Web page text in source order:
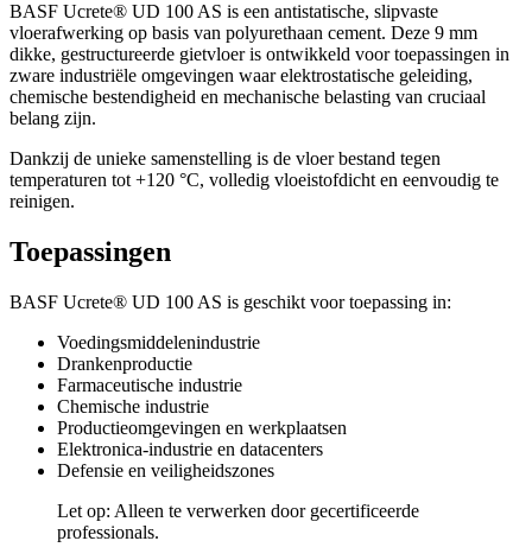
BASF Ucrete® UD 100 AS is een antistatische, slipvaste
vloerafwerking op basis van polyurethaan cement. Deze 9 mm
dikke, gestructureerde gietvloer is ontwikkeld voor toepassingen in
zware industriële omgevingen waar elektrostatische geleiding,
chemische bestendigheid en mechanische belasting van cruciaal
belang zijn.
Dankzij de unieke samenstelling is de vloer bestand tegen
temperaturen tot +120 °C, volledig vloeistofdicht en eenvoudig te
reinigen.
Toepassingen
BASF Ucrete® UD 100 AS is geschikt voor toepassing in:
Voedingsmiddelenindustrie
Drankenproductie
Farmaceutische industrie
Chemische industrie
Productieomgevingen en werkplaatsen
Elektronica-industrie en datacenters
Defensie en veiligheidszones
Let op: Alleen te verwerken door gecertificeerde
professionals.